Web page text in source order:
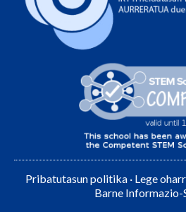
Pribatutasun politika · Lege
Barne Informazio-